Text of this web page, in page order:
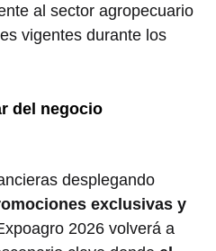
al sector agropecuario
vigentes durante los
del negocio
desplegando
exclusivas y
2026 volverá a